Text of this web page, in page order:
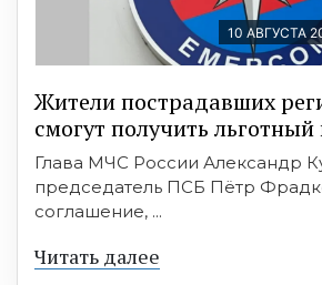
10 АВГУСТА
Жители пострадавших
смогут получить
Глава МЧС России Александр
председатель ПСБ Пётр
соглашение, ...
Читать далее